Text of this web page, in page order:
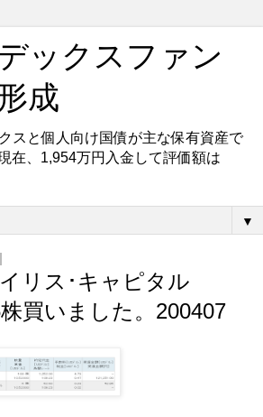
ックスファン
成
スと個人向け国債が主な保有資産で
在、1,954万円入金して評価額は
▼
イリス･キャピタル
買いました。200407